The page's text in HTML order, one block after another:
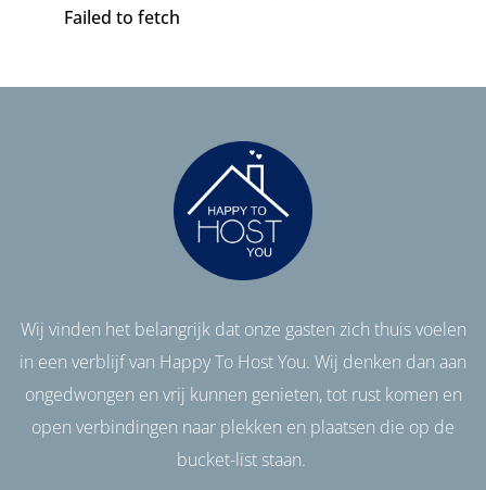
Failed to fetch
Wij vinden het belangrijk dat onze gasten zich thuis voelen
in een verblijf van Happy To Host You. Wij denken dan aan
ongedwongen en vrij kunnen genieten, tot rust komen en
open verbindingen naar plekken en plaatsen die op de
bucket-list staan.